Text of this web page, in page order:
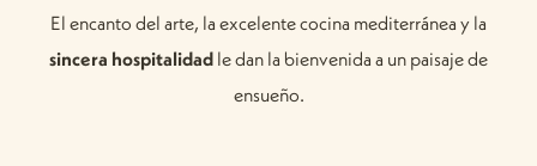
El encanto del arte, la excelente cocina mediterránea y la
sincera hospitalidad le dan la bienvenida a un paisaje de
ensueño.